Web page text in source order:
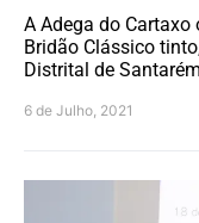
A Adega do
Bridão Clássico
Distrital de
6 de Julho, 2021